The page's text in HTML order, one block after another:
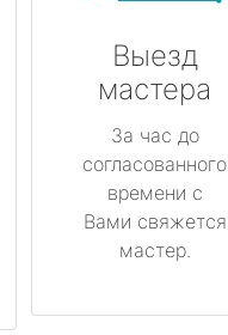
Выезд
мастера
За час до
согласованного
времени с
Вами свяжется
мастер.